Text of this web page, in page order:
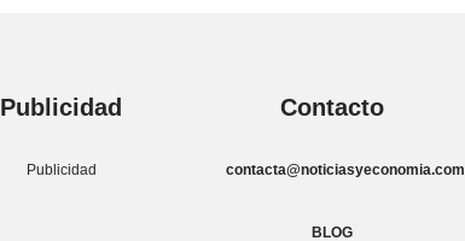
Publicidad
Publicidad
Contacto
contacta@noticiasyeconomia.com
BLOG